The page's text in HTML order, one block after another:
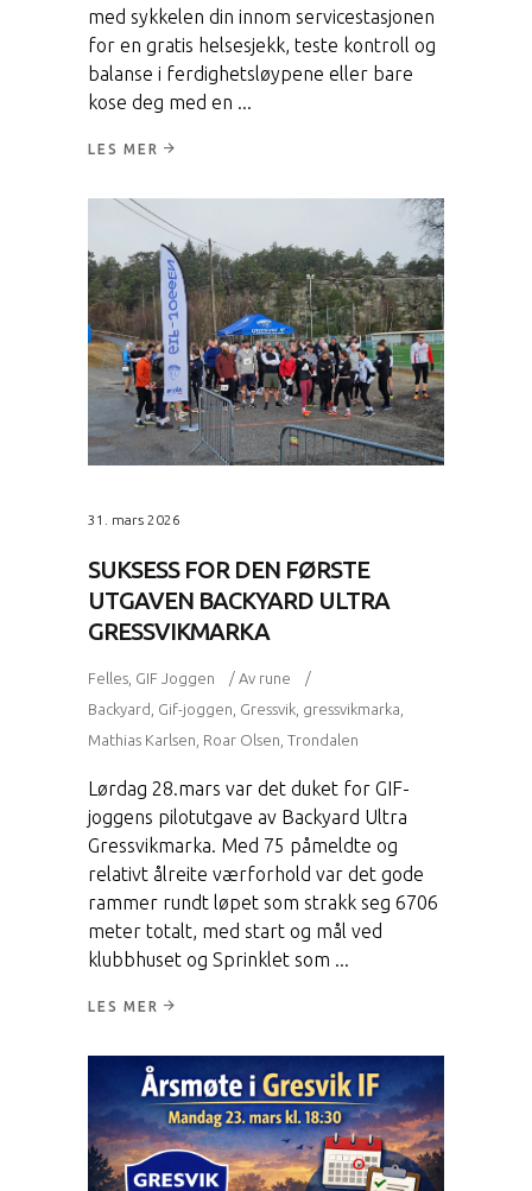
med sykkelen din innom servicestasjonen
for en gratis helsesjekk, teste kontroll og
balanse i ferdighetsløypene eller bare
kose deg med en
LES MER
31. mars 2026
SUKSESS FOR DEN FØRSTE
UTGAVEN BACKYARD ULTRA
GRESSVIKMARKA
Felles GIF Joggen Av rune
Backyard Gif-joggen Gressvik gressvikmarka
Mathias Karlsen Roar Olsen Trondalen
Lørdag 28.mars var det duket for GIF-
joggens pilotutgave av Backyard Ultra
Gressvikmarka. Med 75 påmeldte og
relativt ålreite værforhold var det gode
rammer rundt løpet som strakk seg 6706
meter totalt, med start og mål ved
klubbhuset og Sprinklet som
LES MER